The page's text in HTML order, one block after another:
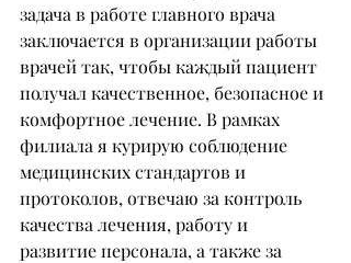
задача в работе главного врача
заключается в организации работы
врачей так, чтобы каждый пациент
получал качественное, безопасное и
комфортное лечение. В рамках
филиала я курирую соблюдение
медицинских стандартов и
протоколов, отвечаю за контроль
качества лечения, работу и
развитие персонала, а также за